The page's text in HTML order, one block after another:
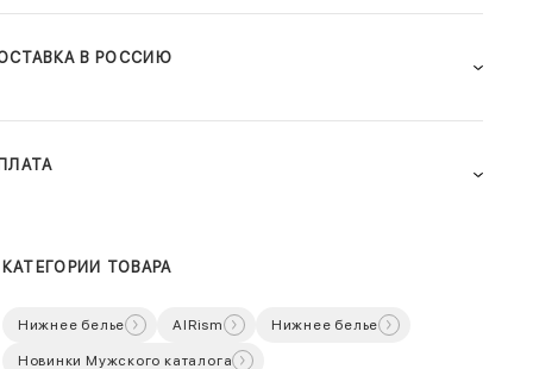
В РОССИЮ
КАТЕГОРИИ ТОВАРА
Нижнее белье AIRism Нижнее белье
Новинки Мужского каталога